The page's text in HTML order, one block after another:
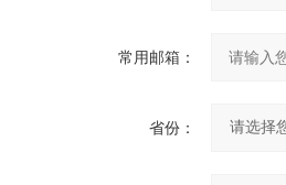
常用邮箱：
省份：